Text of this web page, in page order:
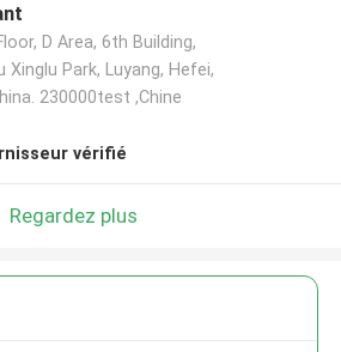
D Area, 6th Building,
Xinglu Park, Luyang, Hefei,
230000test ,Chine
vérifié
Regardez plus